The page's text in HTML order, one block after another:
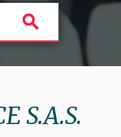
search
S.A.S.